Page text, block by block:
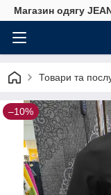
Магазин одягу
Товари та
–10%